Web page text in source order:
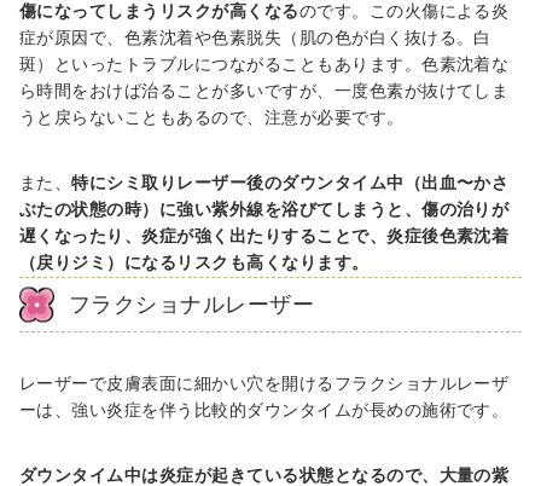
傷になってしまうリスクが高くなるのです。この火傷による炎
症が原因で、色素沈着や色素脱失（肌の色が白く抜ける。白
斑）といったトラブルにつながることもあります。色素沈着な
ら時間をおけば治ることが多いですが、一度色素が抜けてしま
うと戻らないこともあるので、注意が必要です。
また、特にシミ取りレーザー後のダウンタイム中（出血〜かさ
ぶたの状態の時）に強い紫外線を浴びてしまうと、傷の治りが
遅くなったり、炎症が強く出たりすることで、炎症後色素沈着
（戻りジミ）になるリスクも高くなります。
フラクショナルレーザー
レーザーで皮膚表面に細かい穴を開けるフラクショナルレーザ
ーは、強い炎症を伴う比較的ダウンタイムが長めの施術です。
ダウンタイム中は炎症が起きている状態となるので、大量の紫